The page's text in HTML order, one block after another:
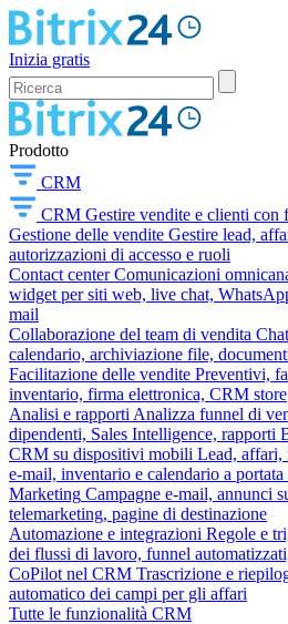
Inizia gratis
Prodotto
CRM
CRM Gestire vendite e clienti con
Gestione delle vendite Gestire lead,
autorizzazioni di accesso e ruoli
Contact center Comunicazioni
widget per siti web, live chat,
mail
Collaborazione del team di vendita
calendario, archiviazione file,
Facilitazione delle vendite Preventivi,
inventario, firma elettronica, CRM store
Analisi e rapporti Analizza funnel di
dipendenti, Sales Intelligence, rapporti
CRM su dispositivi mobili Lead, affari,
e-mail, inventario e calendario a
Marketing Campagne e-mail, annunci
telemarketing, pagine di destinazione
Automazione e integrazioni Regole e
dei flussi di lavoro, funnel
CoPilot nel CRM Trascrizione e
automatico dei campi per gli affari
Tutte le funzionalità CRM